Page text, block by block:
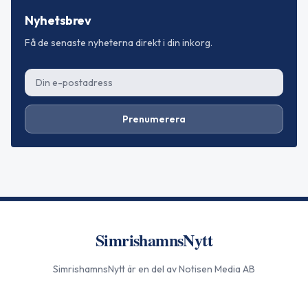
Nyhetsbrev
Få de senaste nyheterna direkt i din inkorg.
Prenumerera
SimrishamnsNytt
SimrishamnsNyttär en del av Notisen Media AB